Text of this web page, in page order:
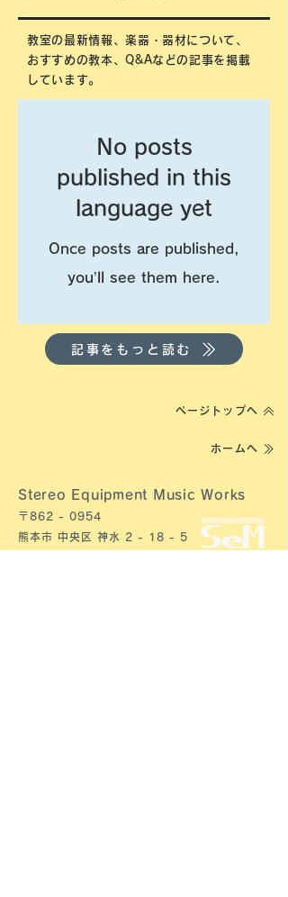
教室の最新情報、楽器・器材について、
おすすめの教本、Q&Aなどの記事を掲載
しています。
No posts
published in this
language yet
Once posts are published,
you’ll see them here.
記事をもっと読む
ページトップへ
ホームへ
Stereo Equipment Music Works​
〒862 - 0954​
熊本市 中央区 神水 2 - 18 - 5